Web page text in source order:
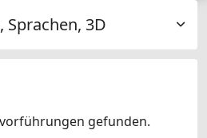
Sprachen, 3D
gefunden.